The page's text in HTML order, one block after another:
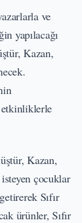
ve
yapılacağı
Kazan,
etkinliklerle
Kazan,
çocuklar
Sıfır
ürünler, Sıfır